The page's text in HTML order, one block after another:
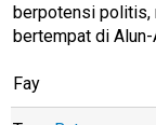
berpotensi politis,
bertempat di Alun-
Fay